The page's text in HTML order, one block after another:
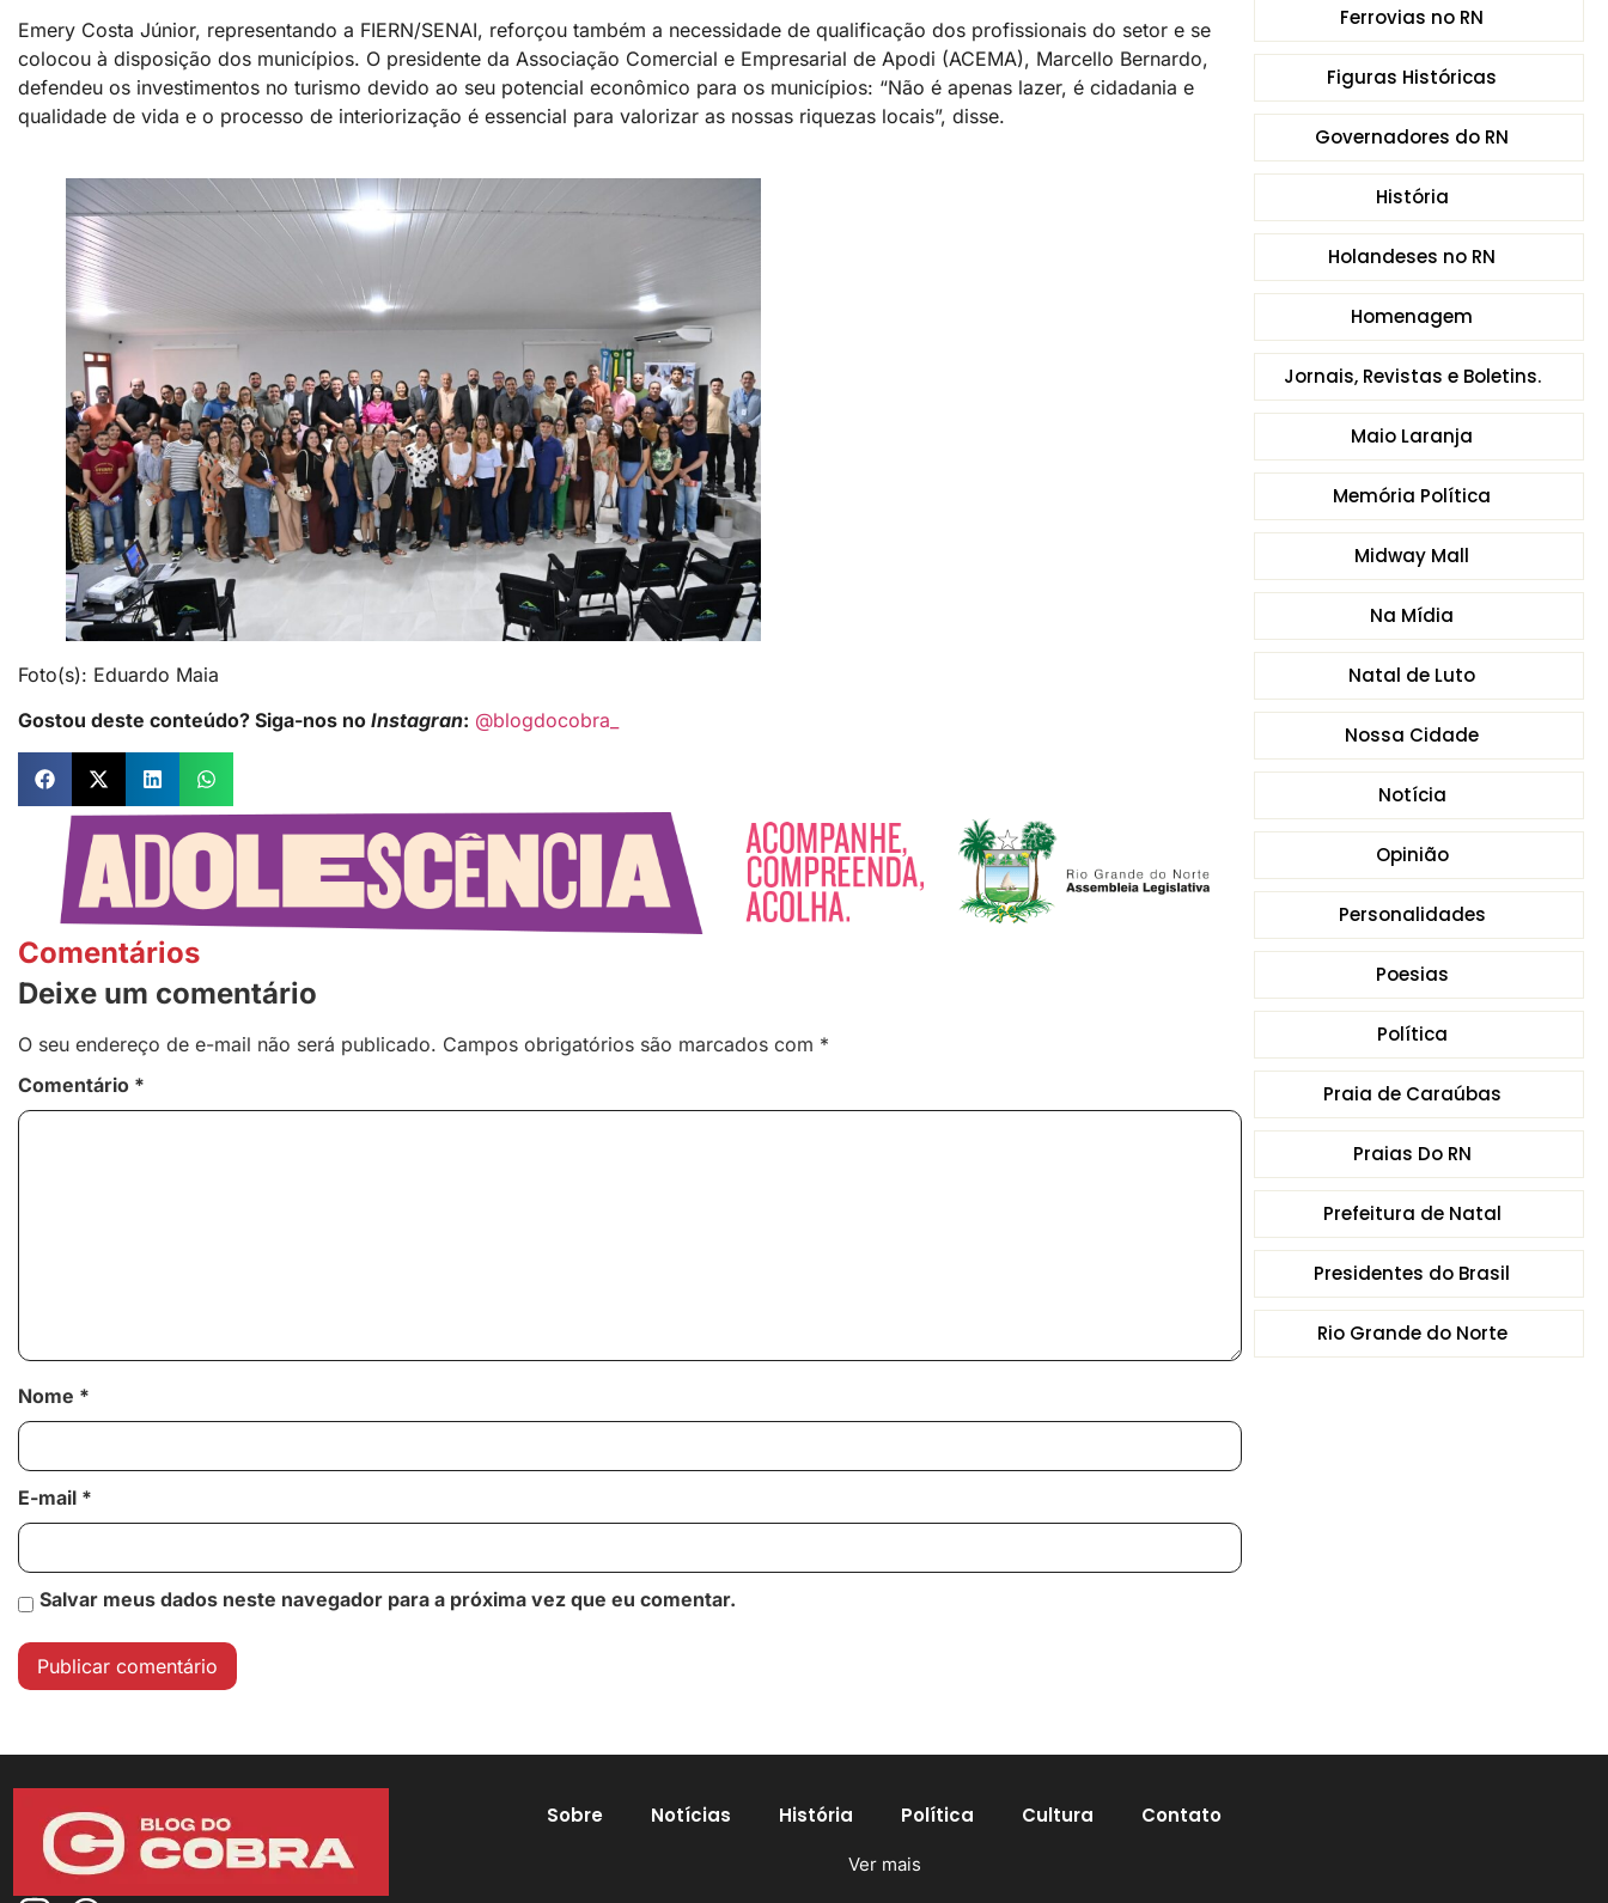
Ferrovias no RN
Figuras Históricas
Governadores do RN
História
Holandeses no RN
Homenagem
Jornais, Revistas e Boletins.
Maio Laranja
Memória Política
Midway Mall
Na Mídia
Natal de Luto
Nossa Cidade
Notícia
Opinião
Personalidades
Poesias
Política
Praia de Caraúbas
Praias Do RN
Prefeitura de Natal
Presidentes do Brasil
Rio Grande do Norte
Emery Costa Júnior, representando a FIERN/SENAI, reforçou também a necessidade de qualificação dos profissionais do setor e se
colocou à disposição dos municípios. O presidente da Associação Comercial e Empresarial de Apodi (ACEMA), Marcello Bernardo,
defendeu os investimentos no turismo devido ao seu potencial econômico para os municípios: “Não é apenas lazer, é cidadania e
qualidade de vida e o processo de interiorização é essencial para valorizar as nossas riquezas locais”, disse.
Foto(s): Eduardo Maia
Gostou deste conteúdo? Siga-nos no Instagran: @blogdocobra_
Comentários
Deixe um comentário
O seu endereço de e-mail não será publicado. Campos obrigatórios são marcados com *
Comentário *
Nome *
E-mail *
Salvar meus dados neste navegador para a próxima vez que eu comentar.
Sobre Notícias História Política Cultura Contato
Ver mais